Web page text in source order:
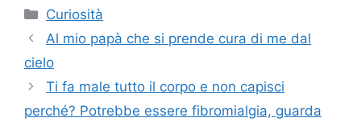
Categorie
Curiosità
Al mio papà che si prende cura di me dal
cielo
Ti fa male tutto il corpo e non capisci
perché? Potrebbe essere fibromialgia, guarda